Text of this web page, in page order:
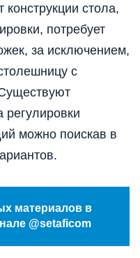
стола,
потребует
за исключением,
с
регулировки
можно поискав в
материалов в
@setaficom